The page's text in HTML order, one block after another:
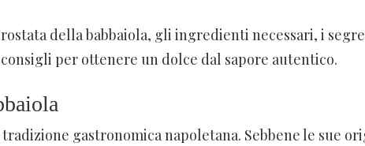
della babbaiola, gli ingredienti necessari, i
per ottenere un dolce dal sapore autentico.
gastronomica napoletana. Sebbene le sue